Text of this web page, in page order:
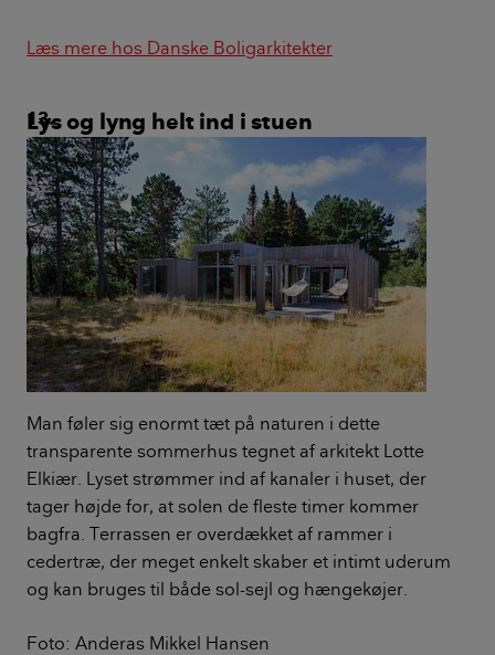
Læs mere hos Danske Boligarkitekter
Lys og lyng helt ind i stuen
Man føler sig enormt tæt på naturen i dette
transparente sommerhus tegnet af arkitekt Lotte
Elkiær. Lyset strømmer ind af kanaler i huset, der
tager højde for, at solen de fleste timer kommer
bagfra. Terrassen er overdækket af rammer i
cedertræ, der meget enkelt skaber et intimt uderum
og kan bruges til både sol-sejl og hængekøjer.
Foto: Anderas Mikkel Hansen